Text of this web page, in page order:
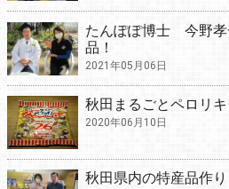
たんぽぽ博士 今野孝
品！
2021年05月06日
秋田まるごとペロリ
2020年06月10日
秋田県内の特産品作